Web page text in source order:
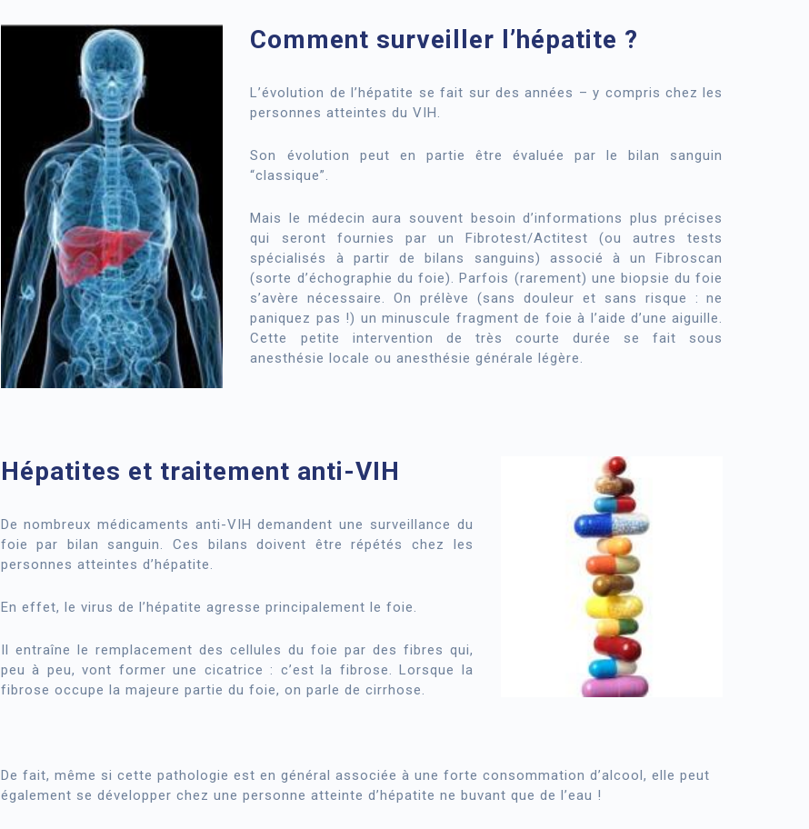
Comment surveiller l’hépatite ?
L’évolution de l’hépatite se fait sur des années – y compris chez les
personnes atteintes du VIH.
Son évolution peut en partie être évaluée par le bilan sanguin
“classique”.
Mais le médecin aura souvent besoin d’informations plus précises
qui seront fournies par un Fibrotest/Actitest (ou autres tests
spécialisés à partir de bilans sanguins) associé à un Fibroscan
(sorte d’échographie du foie). Parfois (rarement) une biopsie du foie
s’avère nécessaire. On prélève (sans douleur et sans risque : ne
paniquez pas !) un minuscule fragment de foie à l’aide d’une aiguille.
Cette petite intervention de très courte durée se fait sous
anesthésie locale ou anesthésie générale légère.
Hépatites et traitement anti-VIH
De nombreux médicaments anti-VIH demandent une surveillance du
foie par bilan sanguin. Ces bilans doivent être répétés chez les
personnes atteintes d’hépatite.
En effet, le virus de l’hépatite agresse principalement le foie.
Il entraîne le remplacement des cellules du foie par des fibres qui,
peu à peu, vont former une cicatrice : c’est la fibrose. Lorsque la
fibrose occupe la majeure partie du foie, on parle de cirrhose.
De fait, même si cette pathologie est en général associée à une forte consommation d’alcool, elle peut
également se développer chez une personne atteinte d’hépatite ne buvant que de l’eau !